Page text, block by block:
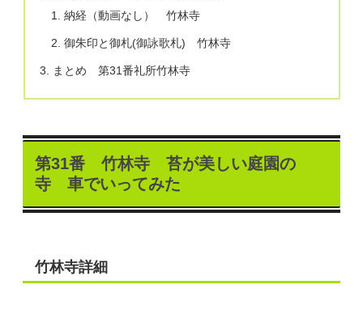
納経（動画なし） 竹林寺
御朱印と御札(御詠歌札) 竹林寺
まとめ 第31番礼所竹林寺
第31番 竹林寺 苔が美しい庭園の
寺 車でいってみた
竹林寺詳細